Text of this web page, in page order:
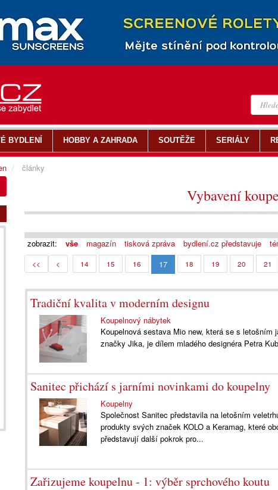
Vybavení
zobrazit: vše magazín tisková zpráva bydlení.cz představuje
<< < 14 15 16 17 18 19 20 21
Tradiční kvalita v moderním designu
Koupelnový nábytek
Koupelnová sestava Mio new, která se s
značky Jika, je dílem mladého designéra Petra
Sanitec přichází s jarními novinkami do koupelny
Koupelny
Společnost Sanitec představila na letošním
produkty svých značek KOLO a Keramag, které
představují další pokrok pro...
Zařizujeme koupelnu - 1: výběr sprchového koutu
BYDLENÍ HOBBY A ZAHRADA SOUTĚŽE SERIÁLY
články